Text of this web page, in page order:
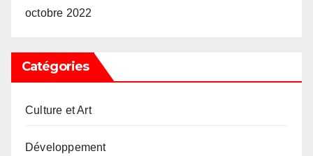
octobre 2022
Catégories
Culture et Art
Développement